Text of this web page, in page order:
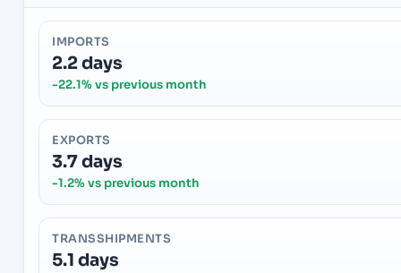
IMPORTS
2.2 days
-22.1% vs previous month
EXPORTS
3.7 days
-1.2% vs previous month
TRANSSHIPMENTS
5.1 days